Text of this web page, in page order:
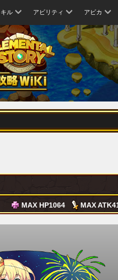
ル アビリティ アビカ
MAX HP1064 MAX ATK